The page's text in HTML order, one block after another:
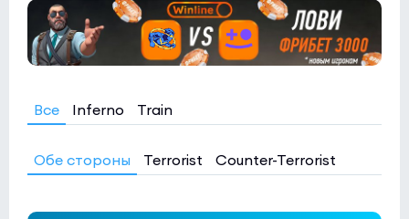
Все Inferno Train
Обе стороны Terrorist Counter-Terrorist